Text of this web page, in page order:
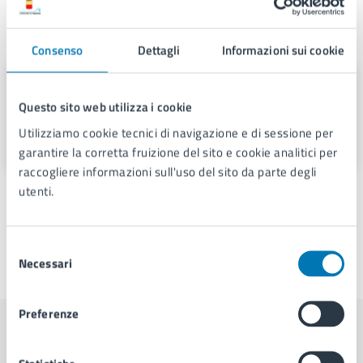
Consenso Dettagli Informazioni sui cookie
Questo sito web utilizza i cookie
Utilizziamo cookie tecnici di navigazione e di sessione per
garantire la corretta fruizione del sito e cookie analitici per
raccogliere informazioni sull'uso del sito da parte degli
utenti.
delNecessari
Preferenze
Informativi
Via Adriano, 80126
Ultimo aggiornamento: